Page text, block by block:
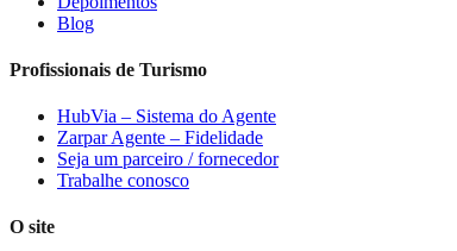
Blog
Profissionais de Turismo
HubVia – Sistema do Agente
Zarpar Agente – Fidelidade
Seja um parceiro / fornecedor
Trabalhe conosco
O site